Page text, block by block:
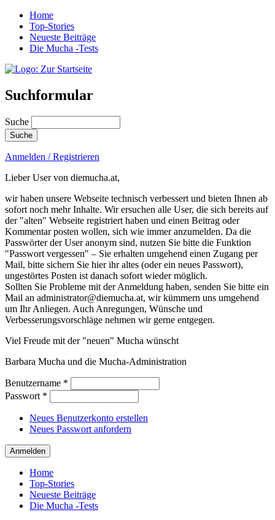
Home
Top-Stories
Neueste Beiträge
Die Mucha -Tests
Suchformular
Suche
Anmelden / Registrieren
Lieber User von diemucha.at,
wir haben unsere Webseite technisch verbessert und bieten Ihnen ab
sofort noch mehr Inhalte. Wir ersuchen alle User, die sich bereits auf
der "alten" Webseite registriert haben und einen Beitrag oder
Kommentar posten wollen, sich wie immer anzumelden. Da die
Passwörter der User anonym sind, nutzen Sie bitte die Funktion
"Passwort vergessen" – Sie erhalten umgehend einen Zugang per
Mail, bitte sichern Sie hier ihr altes (oder ein neues Passwort),
ungestörtes Posten ist danach sofort wieder möglich.
Sollten Sie Probleme mit der Anmeldung haben, senden Sie bitte ein
Mail an administrator@diemucha.at, wir kümmern uns umgehend
um Ihr Anliegen. Auch Anregungen, Wünsche und
Verbesserungsvorschläge nehmen wir gerne entgegen.
Viel Freude mit der "neuen" Mucha wünscht
Barbara Mucha und die Mucha-Administration
Benutzername *
Passwort *
Neues Benutzerkonto erstellen
Neues Passwort anfordern
Home
Top-Stories
Neueste Beiträge
Die Mucha -Tests